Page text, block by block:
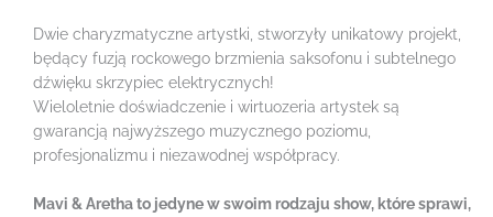
Dwie charyzmatyczne artystki, stworzyły unikatowy projekt,
będący fuzją rockowego brzmienia saksofonu i subtelnego
dźwięku skrzypiec elektrycznych!
Wieloletnie doświadczenie i wirtuozeria artystek są
gwarancją najwyższego muzycznego poziomu,
profesjonalizmu i niezawodnej współpracy.
Mavi & Aretha to jedyne w swoim rodzaju show, które sprawi,